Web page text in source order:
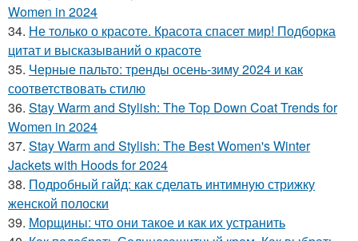
Women in 2024
34. Не только о красоте. Красота спасет мир! Подборка
цитат и высказываний о красоте
35. Черные пальто: тренды осень-зиму 2024 и как
соответствовать стилю
36. Stay Warm and Stylish: The Top Down Coat Trends for
Women in 2024
37. Stay Warm and Stylish: The Best Women's Winter
Jackets with Hoods for 2024
38. Подробный гайд: как сделать интимную стрижку
женской полоски
39. Морщины: что они такое и как их устранить